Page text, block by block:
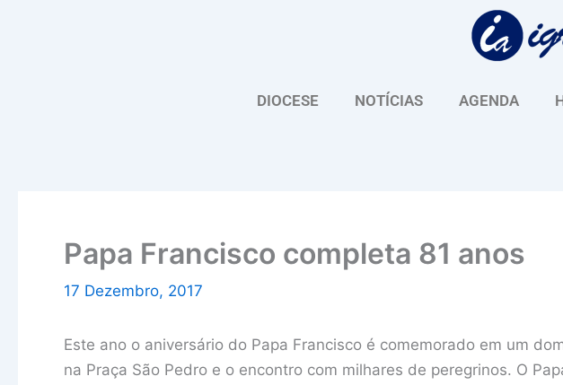
DIOCESE NOTÍCIAS AGENDA
Papa Francisco completa 81 anos
17 Dezembro, 2017
Este ano o aniversário do Papa Francisco é comemorado em um
na Praça São Pedro e o encontro com milhares de peregrinos. O